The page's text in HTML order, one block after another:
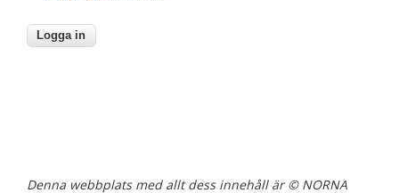
Denna webbplats med allt dess innehåll är © NORNA